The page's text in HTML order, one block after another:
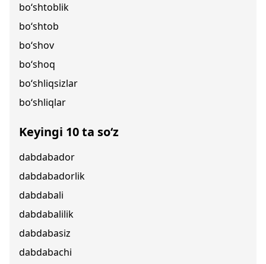
bo‘shtoblik
bo‘shtob
bo‘shov
bo‘shoq
bo‘shliqsizlar
bo‘shliqlar
Keyingi 10 ta so‘z
dabdabador
dabdabadorlik
dabdabali
dabdabalilik
dabdabasiz
dabdabachi